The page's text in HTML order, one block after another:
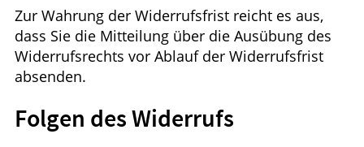
Zur Wahrung der Widerrufsfrist reicht es aus,
dass Sie die Mitteilung über die Ausübung des
Widerrufsrechts vor Ablauf der Widerrufsfrist
absenden.
Folgen des Widerrufs